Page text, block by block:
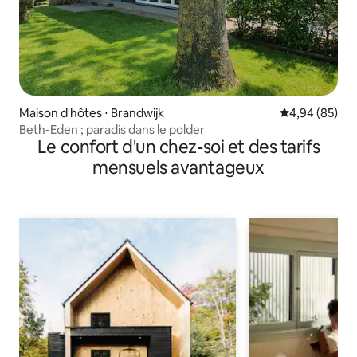
Maison d'hôtes ⋅ Brandwijk Évaluation
4,94 (85)
Beth-Eden ; paradis dans le polder
Le confort d'un chez-soi et des tarifs
mensuels avantageux